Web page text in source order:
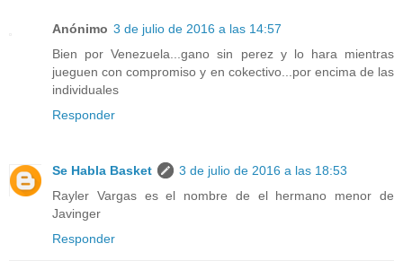
Anónimo 3 de julio de 2016 a las 14:57
Bien por Venezuela...gano sin perez y lo hara mientras
jueguen con compromiso y en cokectivo...por encima de las
individuales
Responder
Se Habla Basket
3 de julio de 2016 a las 18:53
Rayler Vargas es el nombre de el hermano menor de
Javinger
Responder